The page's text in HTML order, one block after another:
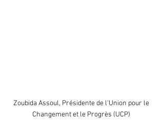
Zoubida Assoul, Présidente de l'Union pour le
Changement et le Progrès (UCP)